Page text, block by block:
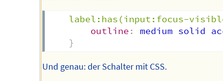
label:has(input:focus-
outline :
medium solid
}
Und genau: der Schalter mit CSS.